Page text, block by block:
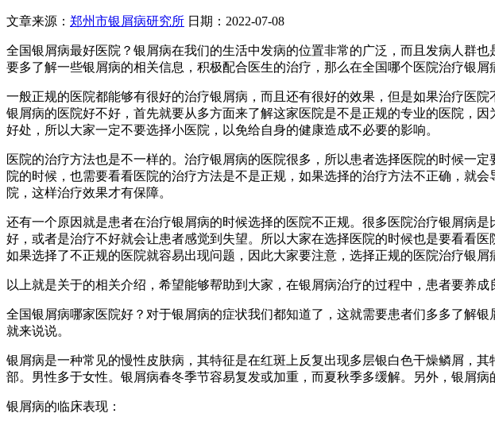
文章来源： 郑州市银屑病研究所 日期：2022-07-08
全国银屑病最好医院？银屑病在我们的生活中发病的位置非常的广泛，而且发病人群
要多了解一些银屑病的相关信息，积极配合医生的治疗，那么在全国哪个医院治疗银屑
一般正规的医院都能够有很好的治疗银屑病，而且还有很好的效果，但是如果治疗医
银屑病的医院好不好，首先就要从多方面来了解这家医院是不是正规的专业的医院，
好处，所以大家一定不要选择小医院，以免给自身的健康造成不必要的影响。
医院的治疗方法也是不一样的。治疗银屑病的医院很多，所以患者选择医院的时候一
院的时候，也需要看看医院的治疗方法是不是正规，如果选择的治疗方法不正确，就
院，这样治疗效果才有保障。
还有一个原因就是患者在治疗银屑病的时候选择的医院不正规。很多医院治疗银屑病
好，或者是治疗不好就会让患者感觉到失望。所以大家在选择医院的时候也是要看看
如果选择了不正规的医院就容易出现问题，因此大家要注意，选择正规的医院治疗银屑
以上就是关于的相关介绍，希望能够帮助到大家，在银屑病治疗的过程中，患者要养
全国银屑病哪家医院好？对于银屑病的症状我们都知道了，这就需要患者们多多了解
就来说说。
银屑病是一种常见的慢性皮肤病，其特征是在红斑上反复出现多层银白色干燥鳞屑，
部。男性多于女性。银屑病春冬季节容易复发或加重，而夏秋季多缓解。另外，银屑
银屑病的临床表现：